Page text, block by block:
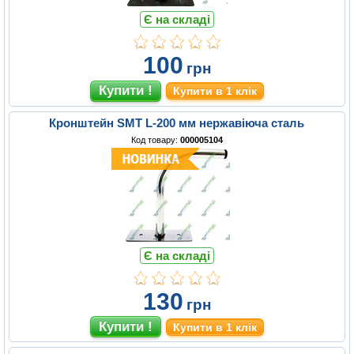
Є на складі
100 грн
Купити в 1 клік
Кронштейн SMT L-200 мм нержавіюча сталь
Код товару: 000005104
Є на складі
130 грн
Купити в 1 клік